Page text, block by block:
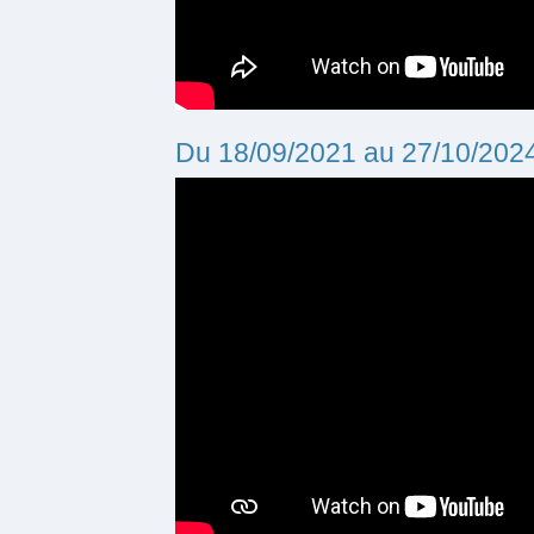
Du 18/09/2021 au 27/10/